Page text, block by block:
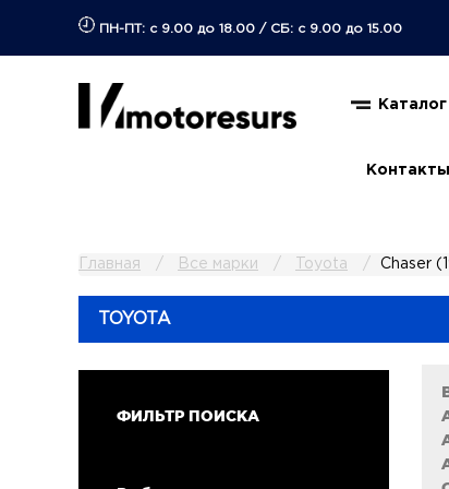
ПН-ПТ: с 9.00 до 18.00 / СБ: с 9.00 до 15.00
Каталог
Контакты
Главная Все марки Toyota Chaser
TOYOTA
ФИЛЬТР ПОИСКА